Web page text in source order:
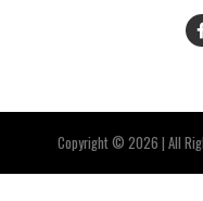
Copyright © 2026 | All